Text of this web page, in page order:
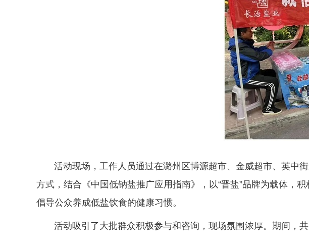
活动现场，工作人员通过在潞州区博源超市、金威超市、英中
方式，结合《中国低钠盐推广应用指南》，以“晋盐”品牌为载体，
倡导公众养成低盐饮食的健康习惯。
活动吸引了大批群众积极参与和咨询，现场氛围浓厚。期间，